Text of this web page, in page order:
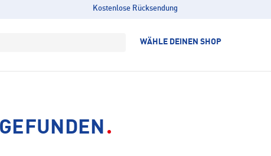
Kostenlose Rücksendung
WÄHLE DEINEN SHOP